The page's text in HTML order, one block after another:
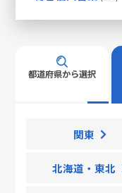
都道府県から選択
関東
北海道・東北